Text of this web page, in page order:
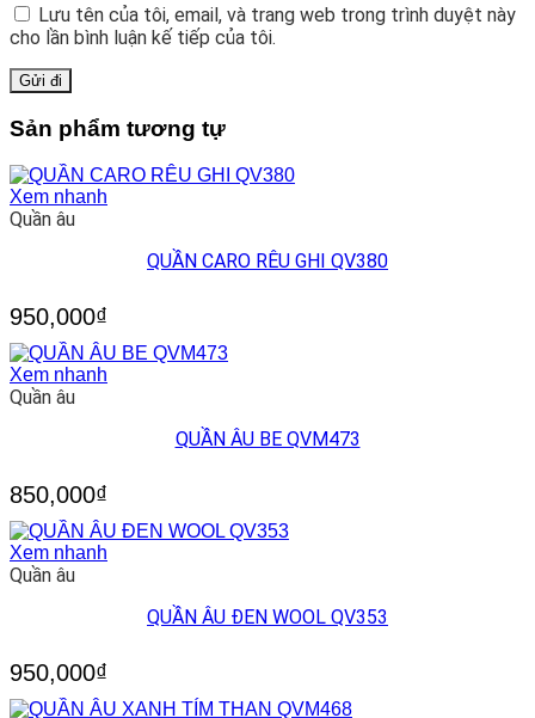
Lưu tên của tôi, email, và trang web trong trình duyệt này
cho lần bình luận kế tiếp của tôi.
Sản phẩm tương tự
Xem nhanh
Quần âu
QUẦN CARO RÊU GHI QV380
950,000₫
Xem nhanh
Quần âu
QUẦN ÂU BE QVM473
850,000₫
Xem nhanh
Quần âu
QUẦN ÂU ĐEN WOOL QV353
950,000₫